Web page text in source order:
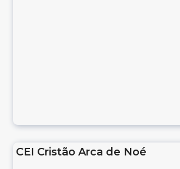
CEI Cristão Arca de Noé